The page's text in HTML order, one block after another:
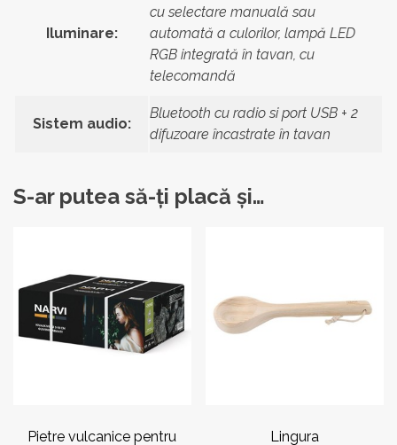
Iluminare:
cu selectare manuală sau
automată a culorilor, lampă LED
RGB integrată în tavan, cu
telecomandă
Sistem audio:
Bluetooth cu radio si port USB + 2
difuzoare încastrate în tavan
S-ar putea să-ți placă și…
Pietre vulcanice pentru Lingura